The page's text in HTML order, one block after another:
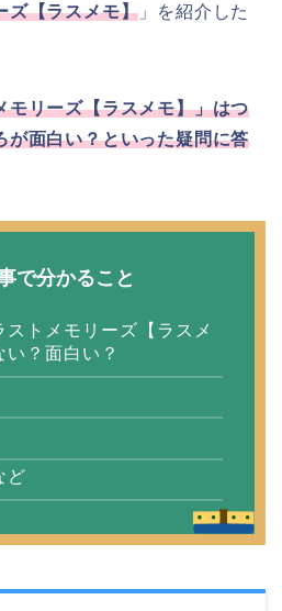
ズ【ラスメモ】 」を紹介した
モリーズ【ラスメモ】」はつ
が面白い？といった疑問に答
で分かること
ストメモリーズ【ラスメ
？面白い？
ど